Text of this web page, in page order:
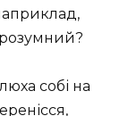
собі на